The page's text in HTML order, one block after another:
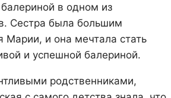
в одном из
Сестра была большим
Марии, и она мечтала стать
и успешной балериной.
родственниками,